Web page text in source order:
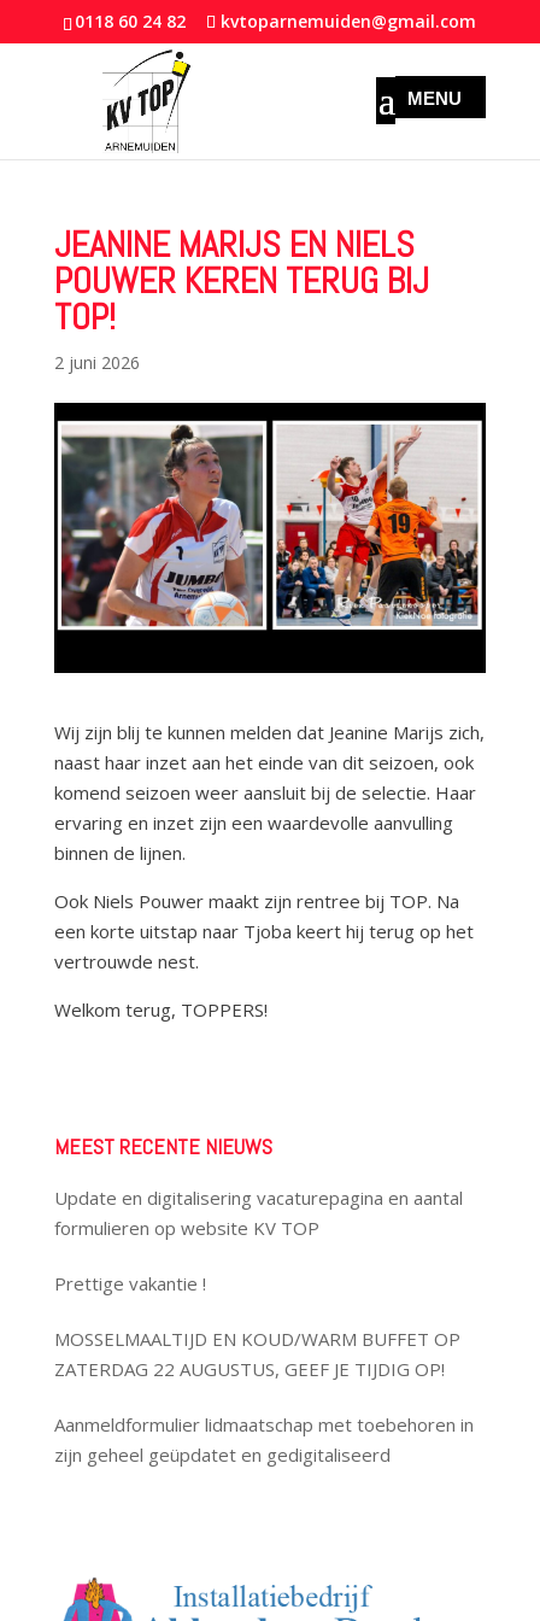
0118 60 24 82 kvtoparnemuiden@gmail.com
JEANINE MARIJS EN NIELS
POUWER KEREN TERUG BIJ
TOP!
2 juni 2026
Wij zijn blij te kunnen melden dat Jeanine Marijs zich,
naast haar inzet aan het einde van dit seizoen, ook
komend seizoen weer aansluit bij de selectie. Haar
ervaring en inzet zijn een waardevolle aanvulling
binnen de lijnen.
Ook Niels Pouwer maakt zijn rentree bij TOP. Na
een korte uitstap naar Tjoba keert hij terug op het
vertrouwde nest.
Welkom terug, TOPPERS!
MEEST RECENTE NIEUWS
Update en digitalisering vacaturepagina en aantal
formulieren op website KV TOP
Prettige vakantie !
MOSSELMAALTIJD EN KOUD/WARM BUFFET OP
ZATERDAG 22 AUGUSTUS, GEEF JE TIJDIG OP!
Aanmeldformulier lidmaatschap met toebehoren in
zijn geheel geüpdatet en gedigitaliseerd